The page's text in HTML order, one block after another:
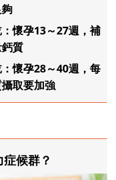
候群？
懷孕13～27週，補
質
懷孕28～40週，每
取要加強